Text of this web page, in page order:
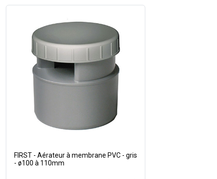
FIRST - Aérateur à membrane PVC - gris
- ø100 à 110mm